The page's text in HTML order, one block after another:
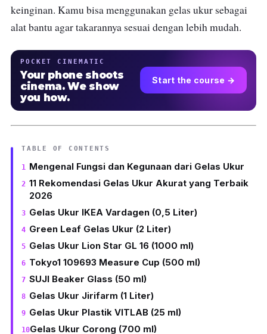
keinginan. Kamu bisa menggunakan gelas ukur sebagai
alat bantu agar takarannya sesuai dengan lebih mudah.
POCKET CINEMATIC
Your phone shoots
cinema. We show
you how.
Start the course →
TABLE OF CONTENTS
Mengenal Fungsi dan Kegunaan dari Gelas Ukur
11 Rekomendasi Gelas Ukur Akurat yang Terbaik
2026
Gelas Ukur IKEA Vardagen (0,5 Liter)
Green Leaf Gelas Ukur (2 Liter)
Gelas Ukur Lion Star GL 16 (1000 ml)
Tokyo1 109693 Measure Cup (500 ml)
SUJI Beaker Glass (50 ml)
Gelas Ukur Jirifarm (1 Liter)
Gelas Ukur Plastik VITLAB (25 ml)
Gelas Ukur Corong (700 ml)